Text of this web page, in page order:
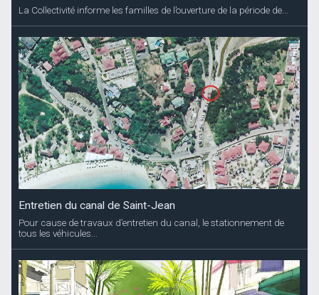
La Collectivité informe les familles de l’ouverture de la période de...
Entretien du canal de Saint-Jean
Pour cause de travaux d’entretien du canal, le stationnement de
tous les véhicules...